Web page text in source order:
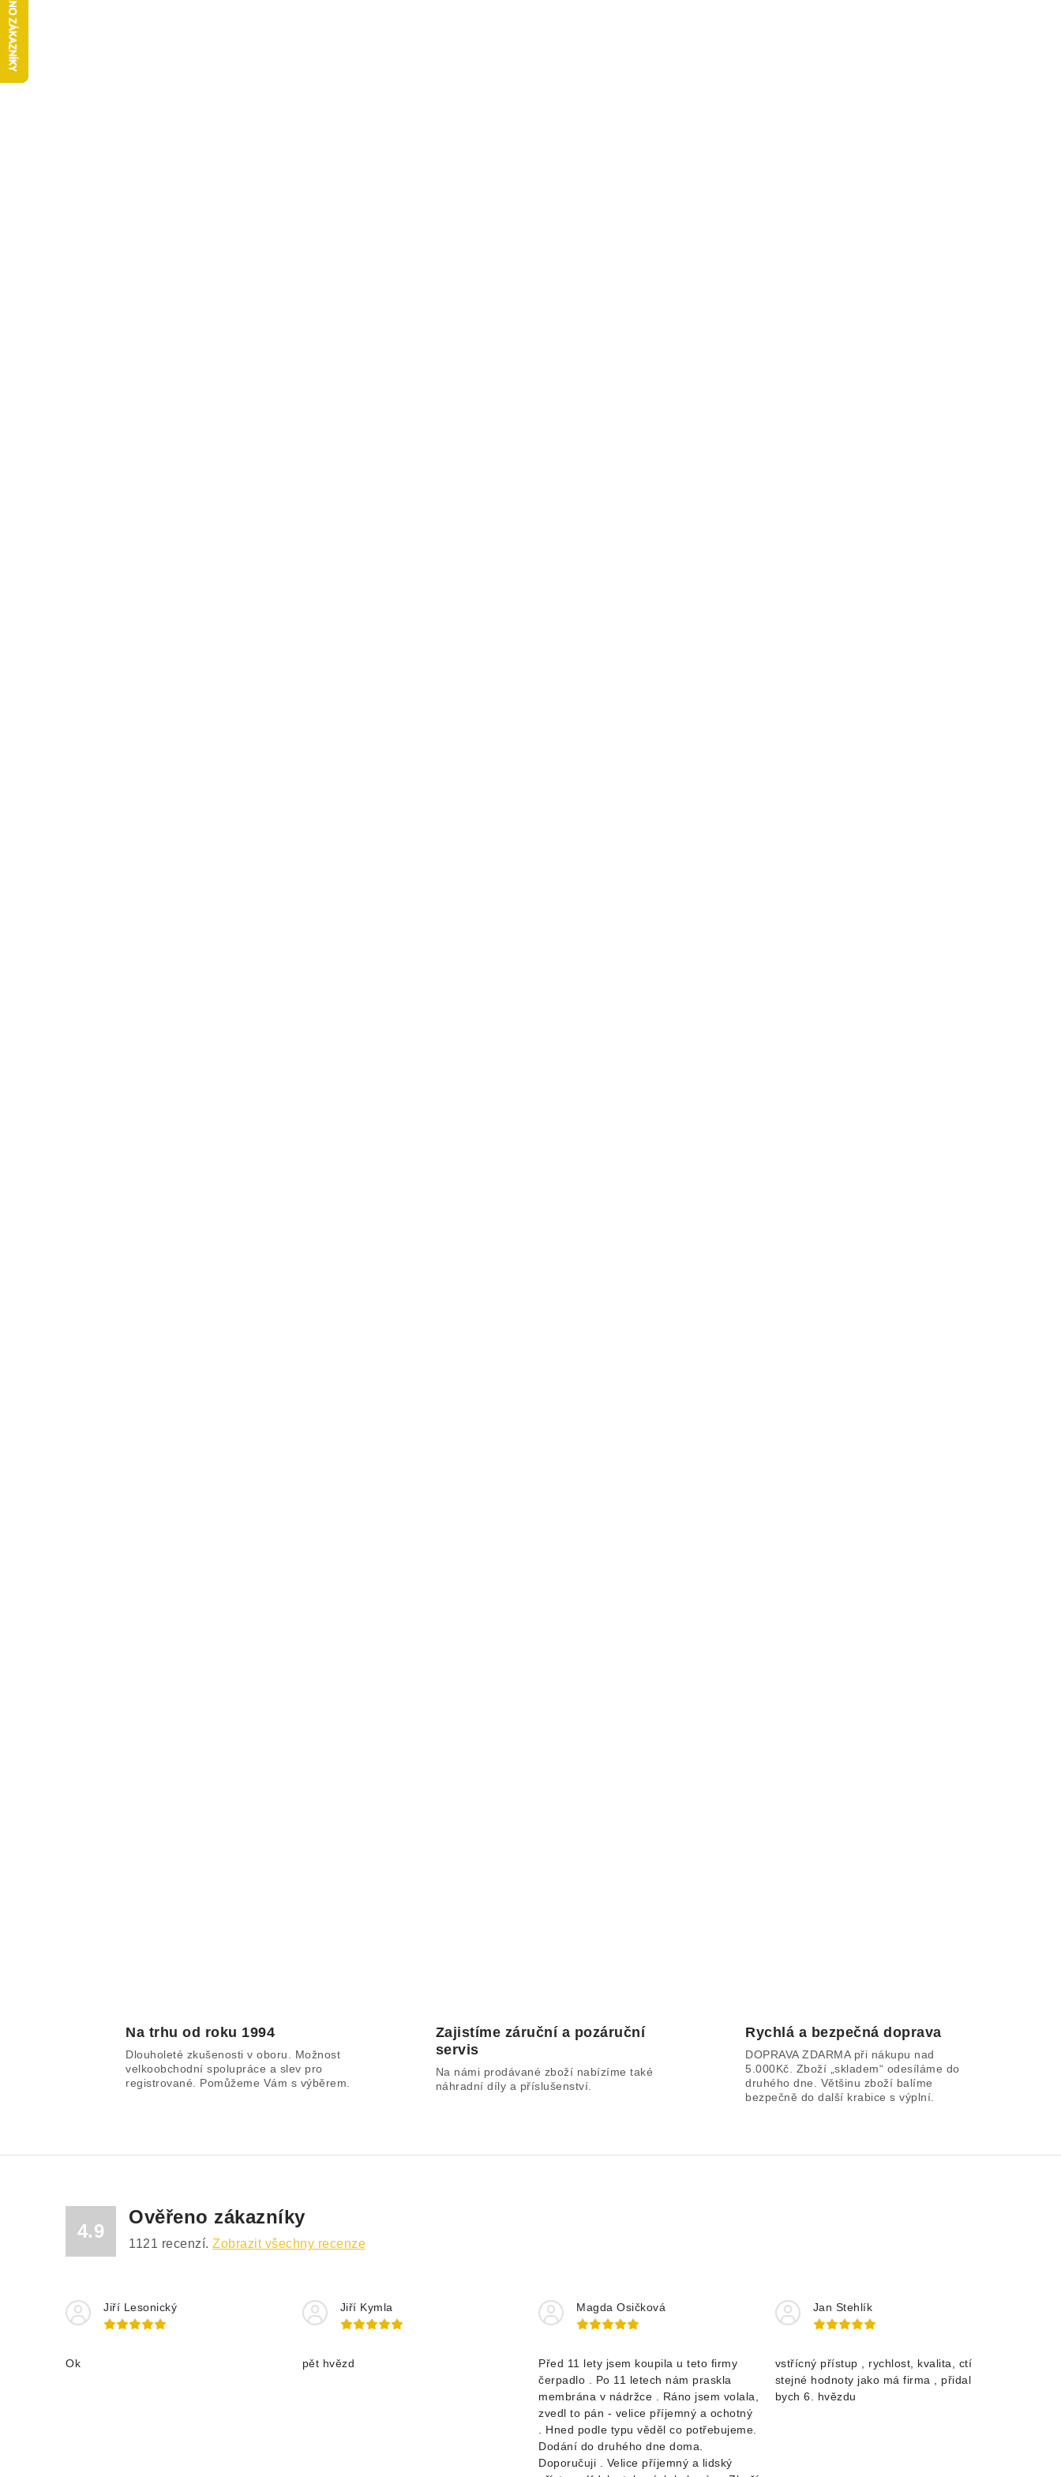
Na trhu od roku 1994
Dlouholeté zkušenosti v oboru. Možnost
velkoobchodní spolupráce a slev pro
registrované. Pomůžeme Vám s výběrem.
Zajistíme záruční a pozáruční
servis
Na námi prodávané zboží nabízíme také
náhradní díly a příslušenství.
Rychlá a bezpečná doprava
DOPRAVA ZDARMA při nákupu nad
5.000Kč. Zboží „skladem“ odesíláme do
druhého dne. Většinu zboží balíme
bezpečně do další krabice s výplní.
4.9
Ověřeno zákazníky
1121 recenzí. Zobrazit všechny recenze
Jiří Lesonický
Ok
Jiří Kymla
pět hvězd
Magda Osičková
Před 11 lety jsem koupila u teto firmy
čerpadlo . Po 11 letech nám praskla
membrána v nádržce . Ráno jsem volala,
zvedl to pán - velice příjemný a ochotný
. Hned podle typu věděl co potřebujeme.
Dodání do druhého dne doma.
Doporučuji . Velice příjemný a lidský
Jan Stehlík
vstřícný přístup , rychlost, kvalita, ctí
stejné hodnoty jako má firma , přidal
bych 6. hvězdu